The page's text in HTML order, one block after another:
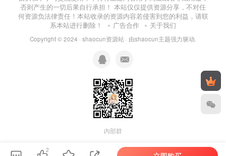
否则产生的一切后果自行承担！ 本站仅仅提供资源分享，不对任
何资源负法律责任！本站收录的资源内容若侵害到您的利益，请联
系本站进行删除！
广告合作 关于我们
Copyright © 2024 · shaocun资源站 · 由shaocun主题强力驱动.
内部群
2